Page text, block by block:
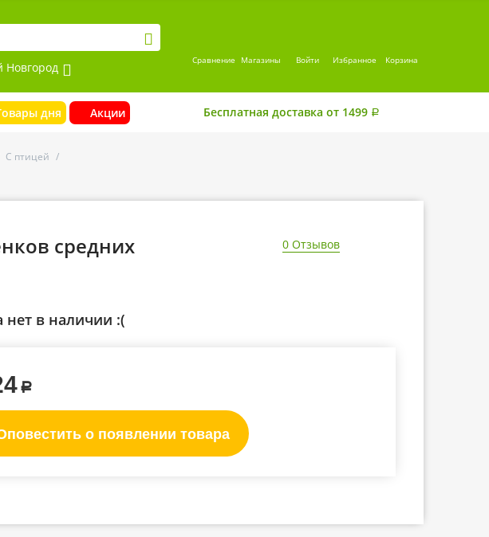
Новгород Сравнение Магазины Войти Избранное Корзина
дня Акции Бесплатная доставка от 1499 Р
С птицей /
средних
0 Отзывов
нет в наличии :(
Р
о появлении товара